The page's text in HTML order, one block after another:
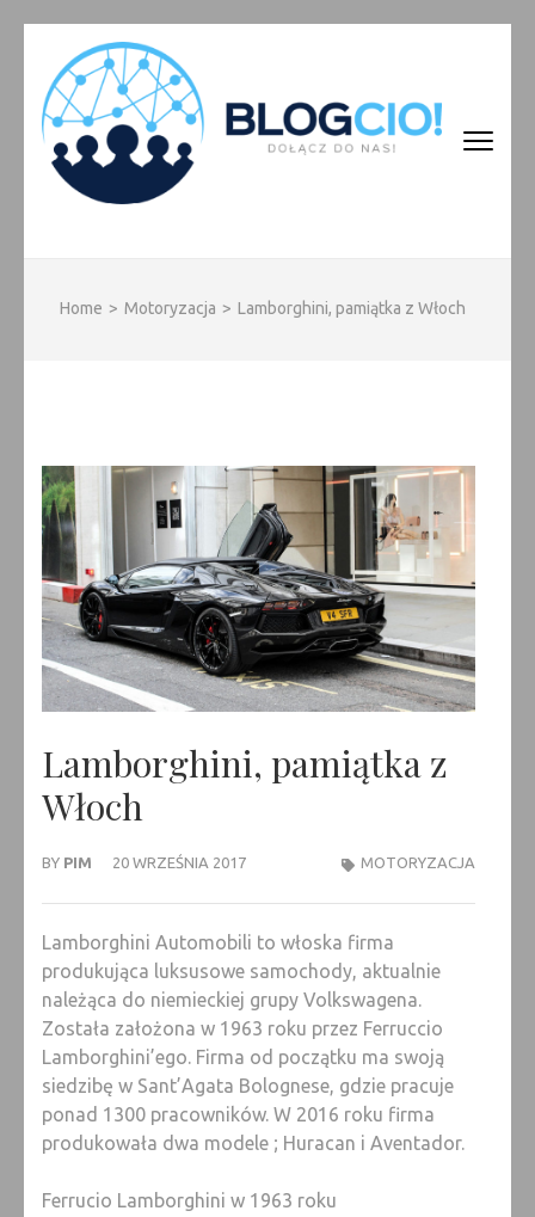
content
(Press
Enter)
Home > Motoryzacja > Lamborghini, pamiątka z Włoch
Lamborghini, pamiątka z
Włoch
BY PIM 20 WRZEŚNIA 2017 MOTORYZACJA
Lamborghini Automobili to włoska firma
produkująca luksusowe samochody, aktualnie
należąca do niemieckiej grupy Volkswagena.
Została założona w 1963 roku przez Ferruccio
Lamborghini’ego. Firma od początku ma swoją
siedzibę w Sant’Agata Bolognese, gdzie pracuje
ponad 1300 pracowników. W 2016 roku firma
produkowała dwa modele ; Huracan i Aventador.
Ferrucio Lamborghini w 1963 roku